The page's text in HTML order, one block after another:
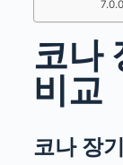
코나
비교
코나 장